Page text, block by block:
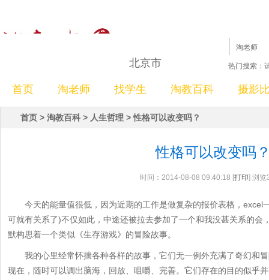
北京市
淘老师
找学生
任务id
用户id
热门搜索：
首页 淘老师 找学生 淘教百科 摄影
首页 > 淘教百科 > 人生哲理 >性格可以改变吗？
性格可以改变吗
时间：2014-08-08 09:40:18 [打印] 浏览
今天的能量值很低，因为近期的工作是做复杂的报价表格，excel
可就有关系了)不仅如此，中途还被拉去参加了一个和我没甚关系的会
默构思着一个类似《生存游戏》的冒险故事。
我的心里经常怀揣各种各样的故事，它们无一例外充满了奇幻和冒
现在，随时可以调出脑海，回放、咀嚼、完善。它们存在的目的似乎